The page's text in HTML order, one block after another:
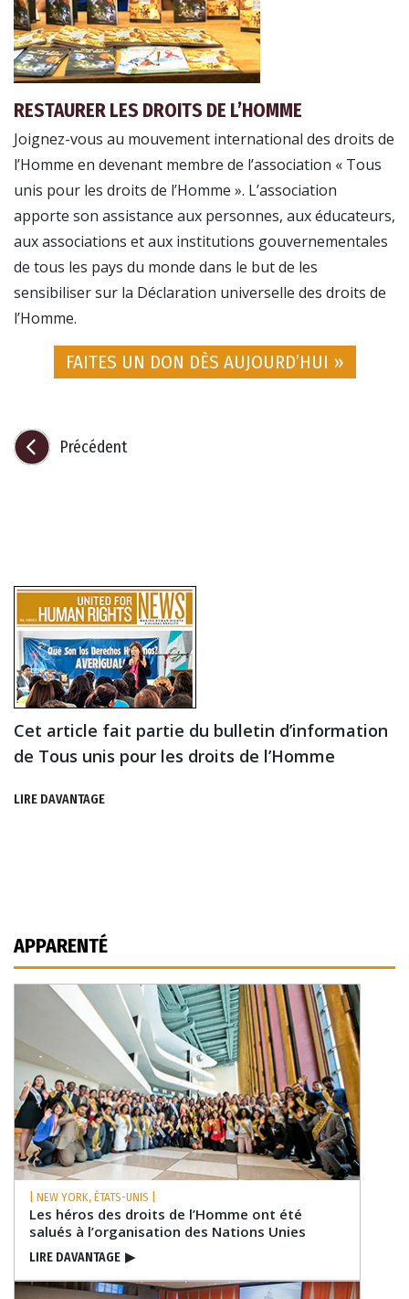
RESTAURER LES DROITS DE L’HOMME
Joignez-vous au mouvement international des droits de
l’Homme en devenant membre de l’association « Tous
unis pour les droits de l’Homme ». L’association
apporte son assistance aux personnes, aux éducateurs,
aux associations et aux institutions gouvernementales
de tous les pays du monde dans le but de les
sensibiliser sur la Déclaration universelle des droits de
l’Homme.
FAITES UN DON DÈS AUJOURD’HUI »
Précédent
Cet article fait partie du bulletin d’information
de Tous unis pour les droits de l’Homme
LIRE DAVANTAGE
APPARENTÉ
| NEW YORK, ÉTATS-UNIS |
Les héros des droits de l’Homme ont été
salués à l’organisation des Nations Unies
LIRE DAVANTAGE ▶